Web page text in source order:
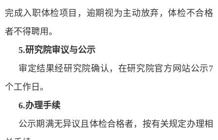
完成入职体检项目，逾期视为主动放弃，体检不合格
者不得聘用。
5.研究院审议与公示
审定结果经研究院确认，在研究院官方网站公示7
个工作日。
6.办理手续
公示期满无异议且体检合格者，按有关规定办理相